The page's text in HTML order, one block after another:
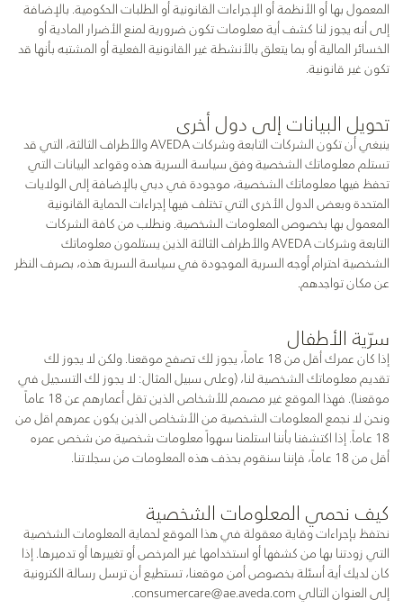
المعمول بها أو الأنظمة أو الإجراءات القانونية أو الطلبات الحكومية. بالإضافة
إلى أنه يجوز لنا كشف أية معلومات تكون ضرورية لمنع الأضرار المادية أو
الخسائر المالية أو بما يتعلق بالأنشطة غير القانونية الفعلية أو المشتبه بأنها قد
تكون غير قانونية.
تحويل البيانات إلى دول أخرى
ينبغي أن تكون الشركات التابعة وشركات AVEDA والأطراف الثالثة، التي قد
تستلم معلوماتك الشخصية وفق سياسة السرية هذه وقواعد البيانات التي
تحفظ فيها معلوماتك الشخصية، موجودة في دبي بالإضافة إلى الولايات
المتحدة وبعض الدول الأخرى التي تختلف فيها إجراءات الحماية القانونية
المعمول بها بخصوص المعلومات الشخصية. ونطلب من كافة الشركات
التابعة وشركات AVEDA والأطراف الثالثة الذين يستلمون معلوماتك
الشخصية احترام أوجه السرية الموجودة في سياسة السرية هذه، بصرف النظر
عن مكان تواجدهم.
سرّية الأطفال
إذا كان عمرك أقل من 18 عاماً، يجوز لك تصفح موقعنا. ولكن لا يجوز لك
تقديم معلوماتك الشخصية لنا، (وعلى سبيل المثال: لا يجوز لك التسجيل في
موقعنا). فهذا الموقع غير مصمم للأشخاص الذين تقل أعمارهم عن 18 عاماً
ونحن لا نجمع المعلومات الشخصية من الأشخاص الذين يكون عمرهم اقل من
18 عاماً. إذا اكتشفنا بأننا استلمنا سهواً معلومات شخصية من شخص عمره
أقل من 18 عاماً، فإننا سنقوم بحذف هذه المعلومات من سجلاتنا.
كيف نحمي المعلومات الشخصية
نحتفظ بإجراءات وقاية معقولة في هذا الموقع لحماية المعلومات الشخصية
التي زودتنا بها من كشفها أو استخدامها غير المرخص أو تغييرها أو تدميرها. إذا
كان لديك أية أسئلة بخصوص أمن موقعنا، تستطيع أن ترسل رسالة الكترونية
إلى العنوان التالي consumercare@ae.aveda.com
.